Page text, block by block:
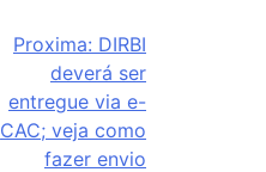
Proxima: DIRBI
deverá ser
entregue via e-
CAC; veja como
fazer envio